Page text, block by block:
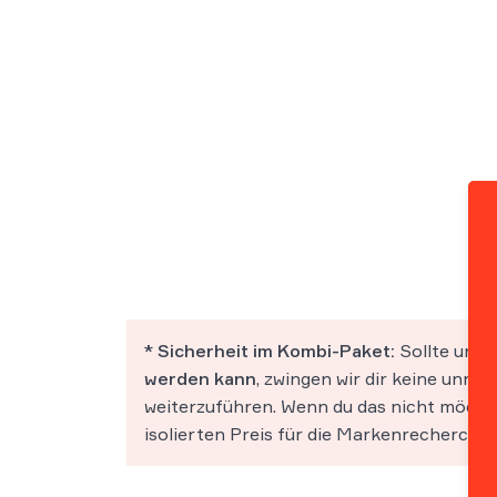
* Sicherheit im Kombi-Paket: Sollte
werden kann, zwingen wir dir keine
weiterzuführen. Wenn du das nicht
isolierten Preis für die Markenrecherche